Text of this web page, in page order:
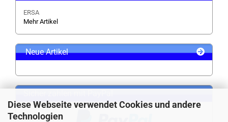
Diese Webseite verwendet Cookies und andere
Technologien
ERSA
Mehr Artikel
Neue Artikel